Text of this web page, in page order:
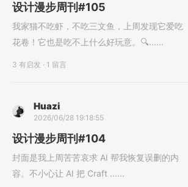
设计漫步周刊#105
我家猫不吃虾，不吃三文鱼，上周发现它爱吃
花卷！它也是吃不上什么好玩意。🔍......
3 有启发 · 1 留言
Huazi
2026/06/28 19:18:55
设计漫步周刊#104
封面是我上周苦苦哀求 AI 帮我恢复误删的内
容。不小心让 AI 把 Craft ......